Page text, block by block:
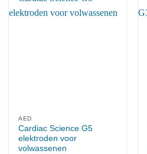
AED
Cardiac Science G5
elektroden voor
volwassenen